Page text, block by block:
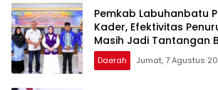
Pemkab Labuhanbatu
Kader, Efektivitas
Masih Jadi Tantangan
Daerah Jumat, 7 Agustus